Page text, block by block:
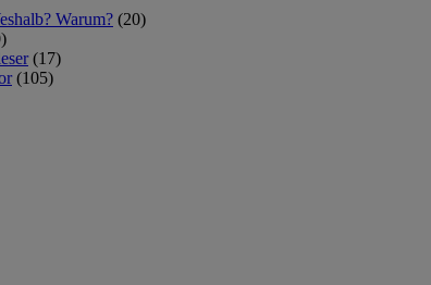
Warum? (20)
(17)
(105)